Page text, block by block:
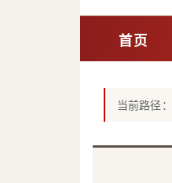
首页
当前路径：